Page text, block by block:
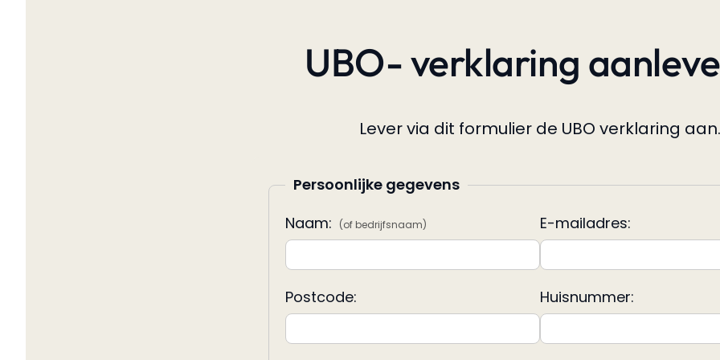
UBO- verklaring
Lever via dit formulier de UBO verklaring aan.
Persoonlijke gegevens
Naam:
(of bedrijfsnaam) E-mailadres:
Postcode: Huisnummer: